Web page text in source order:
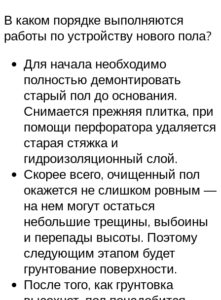
В каком порядке выполняются
работы по устройству нового пола?
Для начала необходимо
полностью демонтировать
старый пол до основания.
Снимается прежняя плитка, при
помощи перфоратора удаляется
старая стяжка и
гидроизоляционный слой.
Скорее всего, очищенный пол
окажется не слишком ровным —
на нем могут остаться
небольшие трещины, выбоины
и перепады высоты. Поэтому
следующим этапом будет
грунтование поверхности.
После того, как грунтовка